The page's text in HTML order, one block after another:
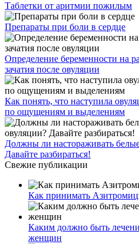
Таблетки от аритмии пожилым
Препараты при боли в сердце
Определение беременности на
зачатия после овуляции
Как понять, что наступила
по ощущениям и выделениям
Должны ли настораживать
Давайте разбираться!
Свежие публикации
Как принимать
Каким должно быть
женщин